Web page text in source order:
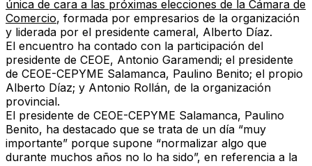
única de cara a las próximas elecciones de la Cámara de
Comercio, formada por empresarios de la organización
y liderada por el presidente cameral, Alberto Díaz.
El encuentro ha contado con la participación del
presidente de CEOE, Antonio Garamendi; el presidente
de CEOE-CEPYME Salamanca, Paulino Benito; el propio
Alberto Díaz; y Antonio Rollán, de la organización
provincial.
El presidente de CEOE-CEPYME Salamanca, Paulino
Benito, ha destacado que se trata de un día “muy
importante” porque supone “normalizar algo que
durante muchos años no lo ha sido”, en referencia a la